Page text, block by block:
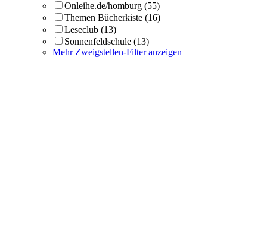
Onleihe.de/homburg (55)
Themen Bücherkiste (16)
Leseclub (13)
Sonnenfeldschule (13)
Mehr Zweigstellen-Filter anzeigen